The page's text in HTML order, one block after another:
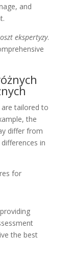
and
ekspertyzy.
are tailored to
the
differ from
in
for
the best